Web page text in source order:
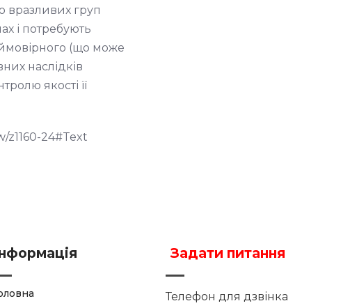
вразливих груп
і потребують
ймовірного (що може
наслідків
якості її
z1160-24#Text
Задати питання
Телефон для дзвінка